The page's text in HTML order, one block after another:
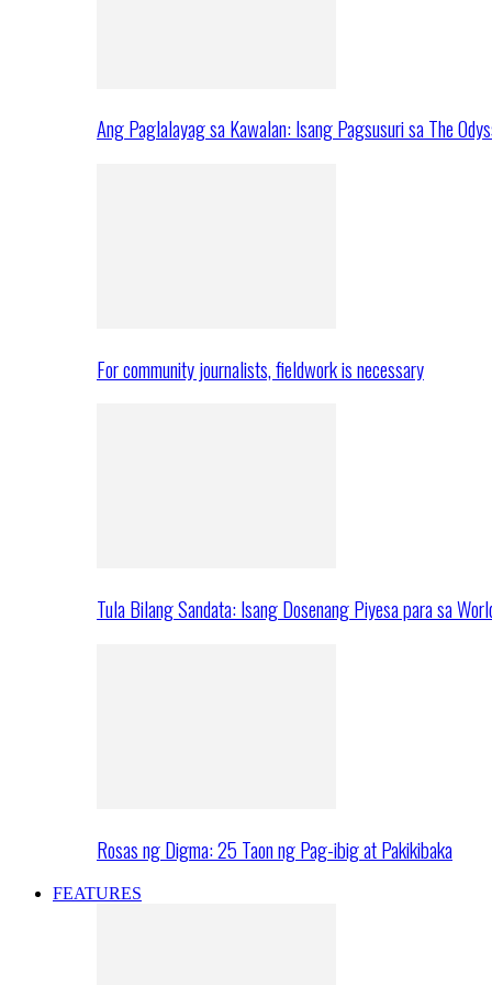
Ang Paglalayag sa Kawalan: Isang Pagsusuri sa The
For community journalists, fieldwork is necessary
Tula Bilang Sandata: Isang Dosenang Piyesa para sa
Rosas ng Digma: 25 Taon ng Pag-ibig at Pakikibaka
FEATURES